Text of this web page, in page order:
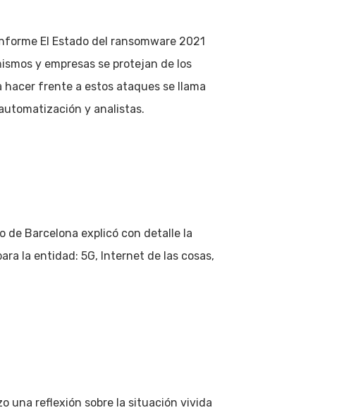
El Estado del ransomware 2021
y empresas se protejan de los
frente a estos ataques se llama
y analistas.
de Barcelona explicó con detalle la
la entidad: 5G, Internet de las cosas,
una reflexión sobre la situación vivida